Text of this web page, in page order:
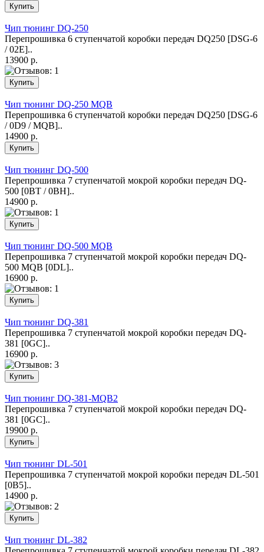
Чип тюнинг DQ-250
Перепрошивка 6 ступенчатой коробки передач DQ250 [DSG-6
/ 02E]..
13900 р.
Чип тюнинг DQ-250 MQB
Перепрошивка 6 ступенчатой коробки передач DQ250 [DSG-6
/ 0D9 / MQB]..
14900 р.
Чип тюнинг DQ-500
Перепрошивка 7 ступенчатой мокрой коробки передач DQ-
500 [0BT / 0BH]..
14900 р.
Чип тюнинг DQ-500 MQB
Перепрошивка 7 ступенчатой мокрой коробки передач DQ-
500 MQB [0DL]..
16900 р.
Чип тюнинг DQ-381
Перепрошивка 7 ступенчатой мокрой коробки передач DQ-
381 [0GC]..
16900 р.
Чип тюнинг DQ-381-MQB2
Перепрошивка 7 ступенчатой мокрой коробки передач DQ-
381 [0GC]..
19900 р.
Чип тюнинг DL-501
Перепрошивка 7 ступенчатой мокрой коробки передач DL-501
[0B5]..
14900 р.
Чип тюнинг DL-382